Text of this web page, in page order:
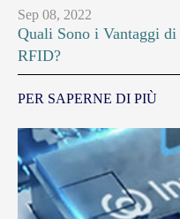
Sep 08, 2022
Quali Sono i Vantaggi
RFID?
PER SAPERNE DI PIÙ